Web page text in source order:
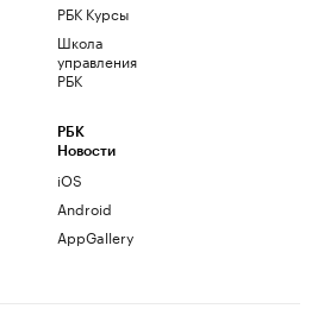
РБК Курсы
Школа
управления
РБК
РБК
Новости
iOS
Android
AppGallery